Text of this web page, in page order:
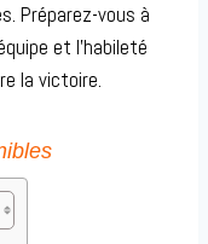
Préparez-vous à
et l’habileté
la victoire.